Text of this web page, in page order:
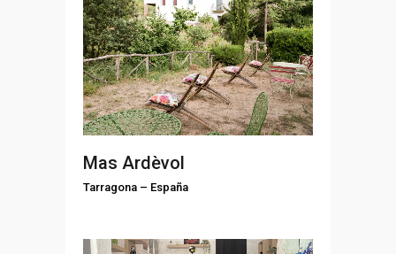
Mas Ardèvol
Tarragona – España